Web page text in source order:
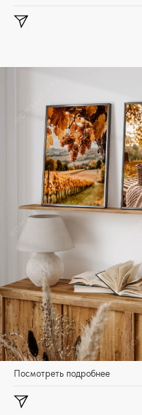
Посмотреть подробнее